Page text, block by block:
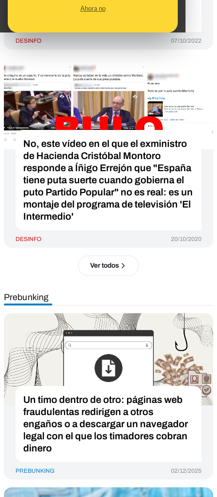
Ahora no
y cuál era el contexto de la
DESINFO 07/10/2022
No, este vídeo en el que el exministro
de Hacienda Cristóbal Montoro
responde a Íñigo Errejón que "España
tiene puta suerte cuando gobierna el
puto Partido Popular" no es real: es un
montaje del programa de televisión 'El
Intermedio'
DESINFO 20/10/2020
Ver todos
Prebunking
Un timo dentro de otro: páginas web
fraudulentas redirigen a otros
engaños o a descargar un navegador
legal con el que los timadores cobran
dinero
PREBUNKING 02/12/2025